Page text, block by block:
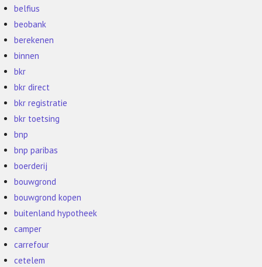
belfius
beobank
berekenen
binnen
bkr
bkr direct
bkr registratie
bkr toetsing
bnp
bnp paribas
boerderij
bouwgrond
bouwgrond kopen
buitenland hypotheek
camper
carrefour
cetelem